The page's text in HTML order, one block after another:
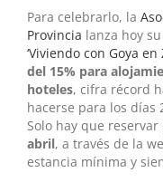
Para celebrarlo, la
Provincia lanza hoy
‘Viviendo con Goya en
del 15% para
hoteles, cifra récord
hacerse para los días
Solo hay que
abril, a través de la
estancia mínima y